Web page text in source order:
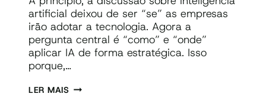
artificial deixou de ser “se” as empresas
irão adotar a tecnologia. Agora a
pergunta central é “como” e “onde”
aplicar IA de forma estratégica. Isso
porque,…
LER MAISAGENTES